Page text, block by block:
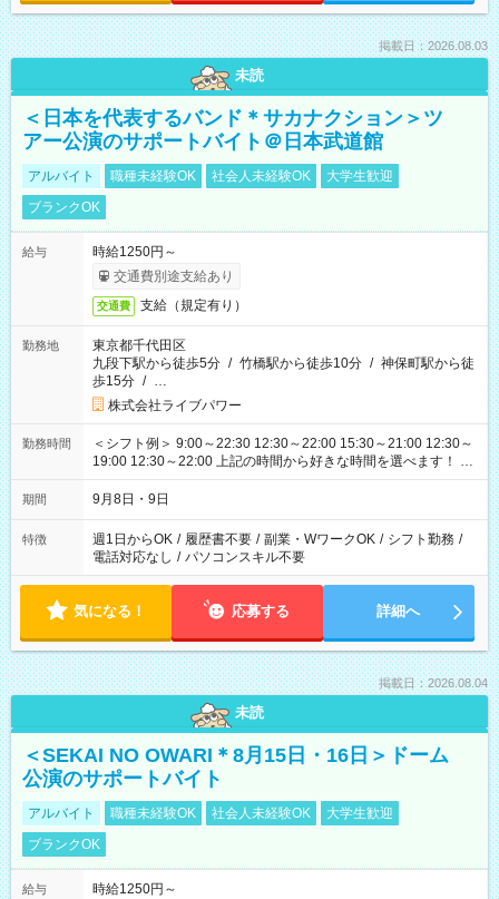
掲載日：2026.08.03
未読
＜日本を代表するバンド＊サカナクション＞ツ
アー公演のサポートバイト＠日本武道館
アルバイト 職種未経験OK 社会人未経験OK
大学生歓迎
ブランクOK
給与
時給1250円～
交通費別途支給あり
交通費 支給（規定有り）
勤務地
東京都千代田区
九段下駅から徒歩5分 / 竹橋駅から徒歩10分 / 神保町駅から徒
歩15分 / …
株式会社ライブパワー
勤務時間
＜シフト例＞ 9:00～22:30 12:30～22:00 15:30～21:00 12:30～
19:00 12:30～22:00 上記の時間から好きな時間を選べます！ ※
時間は変更となる可能性があります
期間 9月8日・9日
特徴 週1日からOK / 履歴書不要 / 副業・WワークOK / シフト勤務 /
電話対応なし / パソコンスキル不要
気になる！ 応募する 詳細へ
掲載日：2026.08.04
未読
＜SEKAI NO OWARI＊8月15日・16日＞ドーム
公演のサポートバイト
アルバイト 職種未経験OK 社会人未経験OK
大学生歓迎
ブランクOK
給与
時給1250円～